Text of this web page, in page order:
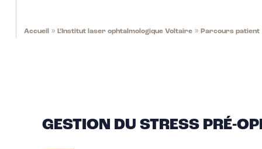
Accueil » L’Institut laser ophtalmologique Voltaire » Parcours patient
GESTION DU STRESS PRÉ-